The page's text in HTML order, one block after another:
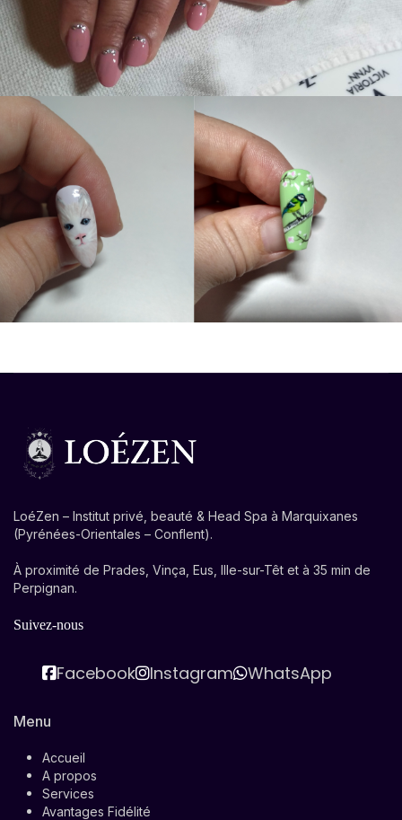
LoéZen – Institut privé, beauté & Head Spa à Marquixanes
(Pyrénées-Orientales – Conflent).
À proximité de Prades, Vinça, Eus, Ille-sur-Têt et à 35 min de
Perpignan.
Suivez-nous
Facebook Instagram WhatsApp
Menu
Accueil
A propos
Services
Avantages Fidélité